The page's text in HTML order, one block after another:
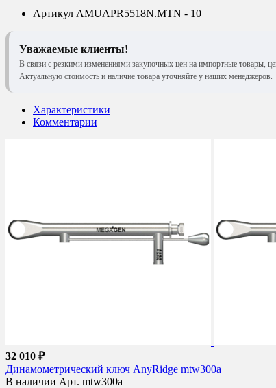
Артикул AMUAPR5518N.MTN - 10
Уважаемые клиенты!
В связи с резкими изменениями закупочных цен на импортные товары,
Актуальную стоимость и наличие товара уточняйте у наших менеджеров.
Характеристики
Комментарии
32 010 ₽
Динамометрический ключ AnyRidge mtw300a
В наличии Арт. mtw300a